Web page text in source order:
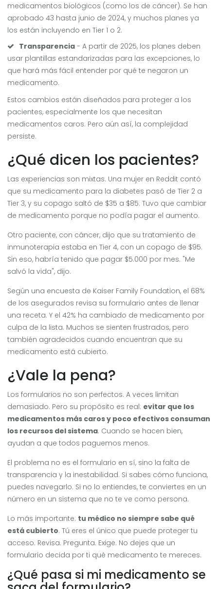
medicamentos biológicos (como los de cáncer). Se han
aprobado 43 hasta junio de 2024, y muchos planes ya
los están incluyendo en Tier 1 o 2.
Transparencia - A partir de 2025, los planes deben
usar plantillas estandarizadas para las excepciones, lo
que hará más fácil entender por qué te negaron un
medicamento.
Estos cambios están diseñados para proteger a los
pacientes, especialmente los que necesitan
medicamentos caros. Pero aún así, la complejidad
persiste.
¿Qué dicen los pacientes?
Las experiencias son mixtas. Una mujer en Reddit contó
que su medicamento para la diabetes pasó de Tier 2 a
Tier 3, y su copago saltó de $35 a $85. Tuvo que cambiar
de medicamento porque no podía pagar el aumento.
Otro paciente, con cáncer, dijo que su tratamiento de
inmunoterapia estaba en Tier 4, con un copago de $95.
Sin eso, habría tenido que pagar $5.000 por mes. "Me
salvó la vida", dijo.
Según una encuesta de Kaiser Family Foundation, el 68%
de los asegurados revisa su formulario antes de llenar
una receta. Y el 42% ha cambiado de medicamento por
culpa de la lista. Muchos se sienten frustrados, pero
también agradecidos cuando encuentran que su
medicamento está cubierto.
¿Vale la pena?
Los formularios no son perfectos. A veces limitan
demasiado. Pero su propósito es real: evitar que los
medicamentos más caros y poco efectivos consuman
los recursos del sistema. Cuando se hacen bien,
ayudan a que todos paguemos menos.
El problema no es el formulario en sí, sino la falta de
transparencia y la inestabilidad. Si sabes cómo funciona,
puedes navegarlo. Si no lo entiendes, te conviertes en un
número en un sistema que no te ve como persona.
Lo más importante: tu médico no siempre sabe qué
está cubierto. Tú eres el único que puede proteger tu
acceso. Revisa. Pregunta. Exige. No dejes que un
formulario decida por ti qué medicamento te mereces.
¿Qué pasa si mi medicamento se